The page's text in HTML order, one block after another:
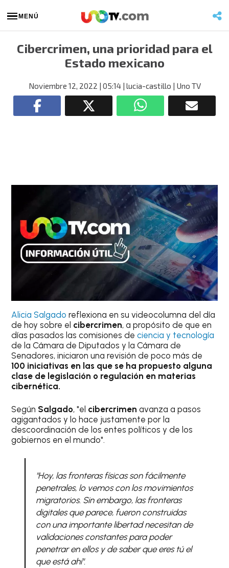
MENÚ
Cibercrimen, una prioridad para el
Estado mexicano
Noviembre 12, 2022 | 05:14| lucia-castillo | Uno TV
Alicia Salgado reflexiona en su videocolumna del día
de hoy sobre el cibercrimen, a propósito de que en
días pasados las comisiones deciencia y tecnología
de la Cámara de Diputados y la Cámara de
Senadores, iniciaron una revisión de poco más de
100 iniciativas en las que se ha propuesto alguna
clase de legislación o regulación en materias
cibernética.
Según Salgado, "el cibercrimen avanza a pasos
agigantados y lo hace justamente por la
descoordinación de los entes políticos y de los
gobiernos en el mundo".
"Hoy, las fronteras físicas son fácilmente
penetrales, lo vemos con los movimientos
migratorios. Sin embargo, las fronteras
digitales que parece, fueron construidas
con una importante libertad necesitan de
validaciones constantes para poder
penetrar en ellos y de saber que eres tú el
que está ahí".